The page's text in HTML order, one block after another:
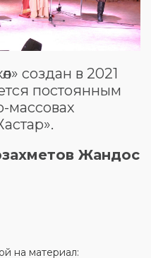
создан в 2021
постоянным
массовах
Жандос
на материал: